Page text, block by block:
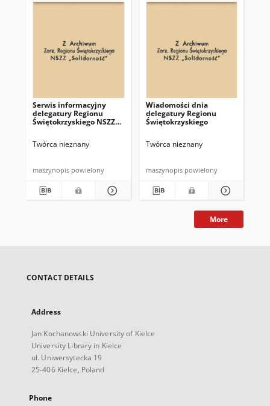
Serwis informacyjny
delegatury Regionu
Świętokrzyskiego NSZZ
Twórca nieznany
maszynopis powielony
Wiadomości dnia
delegatury Regionu
Świętokrzyskiego
Twórca nieznany
maszynopis powielony
More
CONTACT DETAILS
Address
Jan Kochanowski University of Kielce
University Library in Kielce
ul. Uniwersytecka 19
25-406 Kielce, Poland
Phone